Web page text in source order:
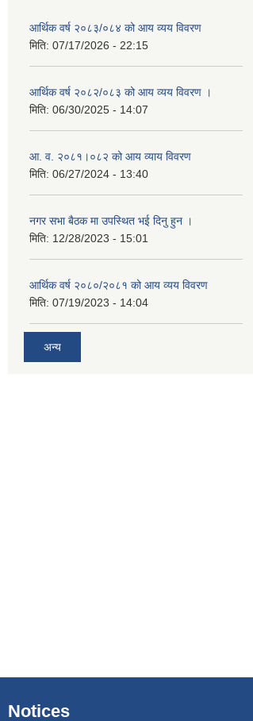
आर्थिक वर्ष २०८३/०८४ को आय व्यय विवरण
मिति: 07/17/2026 - 22:15
आर्थिक वर्ष २०८२/०८३ को आय व्यय विवरण ।
मिति: 06/30/2025 - 14:07
आ. व. २०८१।०८२ को आय व्याय विवरण
मिति: 06/27/2024 - 13:40
नगर सभा बैठक मा उपस्थित भई दिनु हुन ।
मिति: 12/28/2023 - 15:01
आर्थिक वर्ष २०८०/२०८१ को आय व्यय विवरण
मिति: 07/19/2023 - 14:04
अन्य
Notices